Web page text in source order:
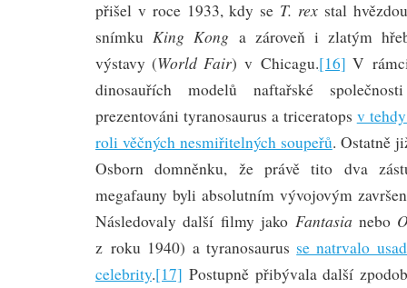
přišel v roce 1933, kdy se T. rex stal
snímku King Kong a zároveň i zlatým
výstavy (World Fair) v Chicagu.[16] V
dinosauřích modelů naftařské
prezentováni tyranosaurus a triceratops v
roli věčných nesmiřitelných soupeřů. Ostatně
Osborn domněnku, že právě tito dva
megafauny byli absolutním vývojovým
Následovaly další filmy jako Fantasia nebo
z roku 1940) a tyranosaurus se natrvalo
celebrity.[17] Postupně přibývala další